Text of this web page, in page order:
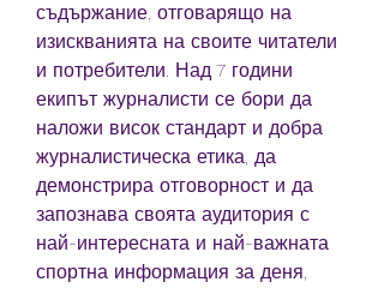
съдържание, отговарящо на
изискванията на своите читатели
и потребители. Над 7 години
екипът журналисти се бори да
наложи висок стандарт и добра
журналистическа етика, да
демонстрира отговорност и да
запознава своята аудитория с
най-интересната и най-важната
спортна информация за деня,